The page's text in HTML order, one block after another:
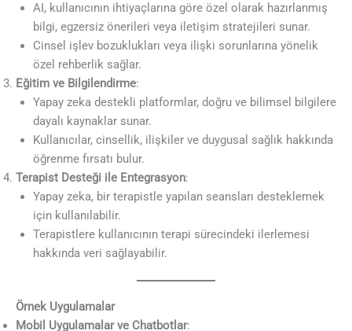
AI, kullanıcının ihtiyaçlarına göre özel olarak hazırlanmış
bilgi, egzersiz önerileri veya iletişim stratejileri sunar.
Cinsel işlev bozuklukları veya ilişki sorunlarına yönelik
özel rehberlik sağlar.
Eğitim ve Bilgilendirme:
Yapay zeka destekli platformlar, doğru ve bilimsel bilgilere
dayalı kaynaklar sunar.
Kullanıcılar, cinsellik, ilişkiler ve duygusal sağlık hakkında
öğrenme fırsatı bulur.
Terapist Desteği ile Entegrasyon:
Yapay zeka, bir terapistle yapılan seansları desteklemek
için kullanılabilir.
Terapistlere kullanıcının terapi sürecindeki ilerlemesi
hakkında veri sağlayabilir.
Örnek Uygulamalar
Mobil Uygulamalar ve Chatbotlar: